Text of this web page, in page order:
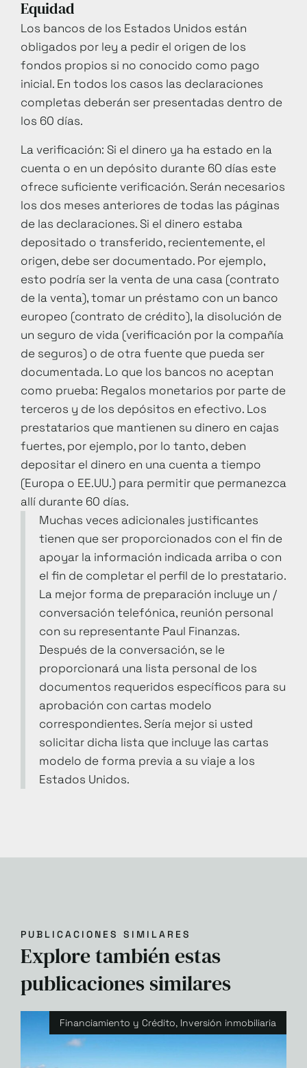
Equidad
Los bancos de los Estados Unidos están
obligados por ley a pedir el origen de los
fondos propios si no conocido como pago
inicial. En todos los casos las declaraciones
completas deberán ser presentadas dentro de
los 60 días.
La verificación: Si el dinero ya ha estado en la
cuenta o en un depósito durante 60 días este
ofrece suficiente verificación. Serán necesarios
los dos meses anteriores de todas las páginas
de las declaraciones. Si el dinero estaba
depositado o transferido, recientemente, el
origen, debe ser documentado. Por ejemplo,
esto podría ser la venta de una casa (contrato
de la venta), tomar un préstamo con un banco
europeo (contrato de crédito), la disolución de
un seguro de vida (verificación por la compañía
de seguros) o de otra fuente que pueda ser
documentada. Lo que los bancos no aceptan
como prueba: Regalos monetarios por parte de
terceros y de los depósitos en efectivo. Los
prestatarios que mantienen su dinero en cajas
fuertes, por ejemplo, por lo tanto, deben
depositar el dinero en una cuenta a tiempo
(Europa o EE.UU.) para permitir que permanezca
allí durante 60 días.
Muchas veces adicionales justificantes
tienen que ser proporcionados con el fin de
apoyar la información indicada arriba o con
el fin de completar el perfil de lo prestatario.
La mejor forma de preparación incluye un /
conversación telefónica, reunión personal
con su representante Paul Finanzas.
Después de la conversación, se le
proporcionará una lista personal de los
documentos requeridos específicos para su
aprobación con cartas modelo
correspondientes. Sería mejor si usted
solicitar dicha lista que incluye las cartas
modelo de forma previa a su viaje a los
Estados Unidos.
PUBLICACIONES SIMILARES
Explore también estas
publicaciones similares
Financiamiento y Crédito, Inversión inmobiliaria